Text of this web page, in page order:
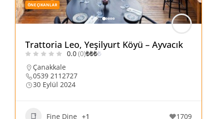
ÖNE ÇIKANLAR
Trattoria Leo, Yeşilyurt Köyü – Ayvacık
0.0(0)₺₺₺₺
Çanakkale
0539 2112727
30 Eylül 2024
Fine Dine +1 1709